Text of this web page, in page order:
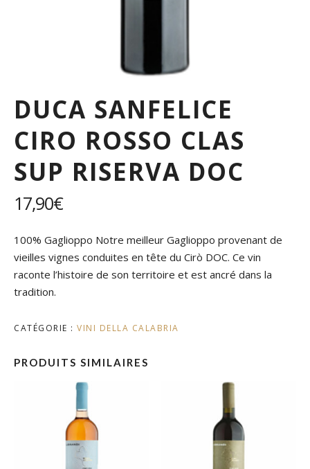
DUCA SANFELICE
CIRO ROSSO CLAS
SUP RISERVA DOC
17,90€
100% Gaglioppo Notre meilleur Gaglioppo provenant de
vieilles vignes conduites en tête du Cirò DOC. Ce vin
raconte l’histoire de son territoire et est ancré dans la
tradition.
CATÉGORIE : VINI DELLA CALABRIA
PRODUITS SIMILAIRES